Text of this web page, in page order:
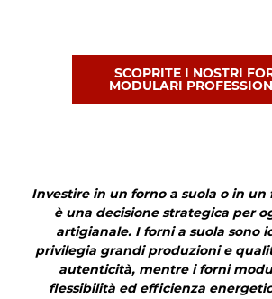
SCOPRITE I NOSTRI
MODULARI
Investire in un forno a suola o in un
è una decisione strategica per
artigianale. I forni a suola sono
privilegia grandi produzioni e
autenticità, mentre i forni
flessibilità ed efficienza